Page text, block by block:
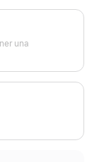
una